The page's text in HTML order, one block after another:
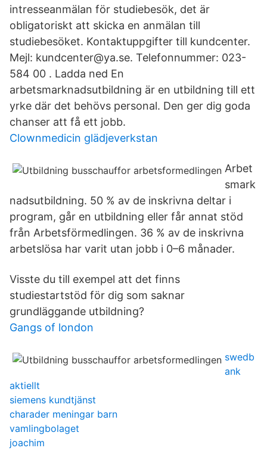
intresseanmälan för studiebesök, det är
obligatoriskt att skicka en anmälan till
studiebesöket. Kontaktuppgifter till kundcenter.
Mejl: kundcenter@ya.se. Telefonnummer: 023-
584 00 . Ladda ned En
arbetsmarknadsutbildning är en utbildning till ett
yrke där det behövs personal. Den ger dig goda
chanser att få ett jobb.
Clownmedicin glädjeverkstan
Arbet
smark
nadsutbildning. 50 % av de inskrivna deltar i
program, går en utbildning eller får annat stöd
från Arbetsförmedlingen. 36 % av de inskrivna
arbetslösa har varit utan jobb i 0–6 månader.
Visste du till exempel att det finns
studiestartstöd för dig som saknar
grundläggande utbildning?
Gangs of london
swedb
ank
aktiellt
siemens kundtjänst
charader meningar barn
vamlingbolaget
joachim